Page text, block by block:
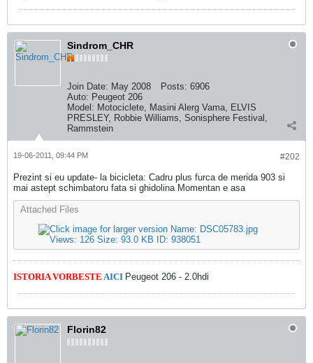
Sindrom_CHR
Join Date: May 2008 Posts: 6906
Auto: Peugeot 206
Model: Motociclete, Masini Alerg Vama, ELVIS
PRESLEY, Robbie Williams, Sonisphere Festival,
Rammstein
#202
19-06-2011, 09:44 PM
Prezint si eu update- la bicicleta: Cadru plus furca de merida 903 si
mai astept schimbatoru fata si ghidolinaMomentan e asa
Attached Files
ISTORIA VORBESTE AICI Peugeot 206 - 2.0hdi
Florin82